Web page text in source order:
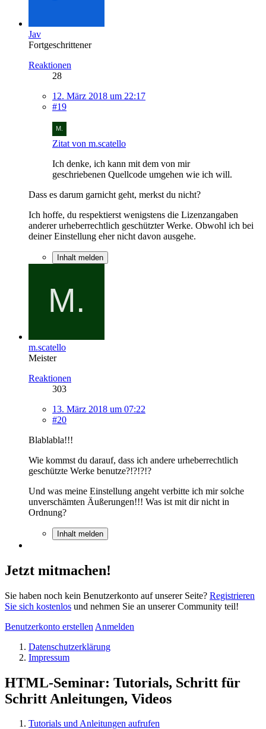
Jav
Fortgeschrittener
Reaktionen
28
12. März 2018 um 22:17
#19
Zitat von m.scatello
Ich denke, ich kann mit dem von mir
geschriebenen Quellcode umgehen wie ich will.
Dass es darum garnicht geht, merkst du nicht?
Ich hoffe, du respektierst wenigstens die Lizenzangaben
anderer urheberrechtlich geschützter Werke. Obwohl ich bei
deiner Einstellung eher nicht davon ausgehe.
Inhalt melden
m.scatello
Meister
Reaktionen
303
13. März 2018 um 07:22
#20
Blablabla!!!
Wie kommst du darauf, dass ich andere urheberrechtlich
geschützte Werke benutze?!?!?!?
Und was meine Einstellung angeht verbitte ich mir solche
unverschämten Äußerungen!!! Was ist mit dir nicht in
Ordnung?
Inhalt melden
Jetzt mitmachen!
Sie haben noch kein Benutzerkonto auf unserer Seite? Registrieren
Sie sich kostenlos und nehmen Sie an unserer Community teil!
Benutzerkonto erstellen Anmelden
Datenschutzerklärung
Impressum
HTML-Seminar: Tutorials, Schritt für
Schritt Anleitungen, Videos
Tutorials und Anleitungen aufrufen